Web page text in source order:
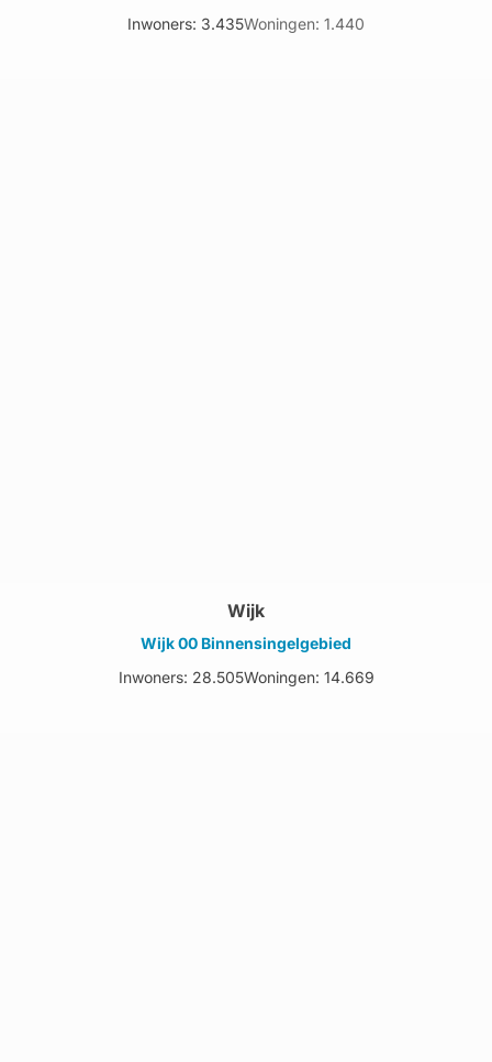
Inwoners: 3.435Woningen: 1.440
Wijk
Wijk 00 Binnensingelgebied
Inwoners: 28.505Woningen: 14.669